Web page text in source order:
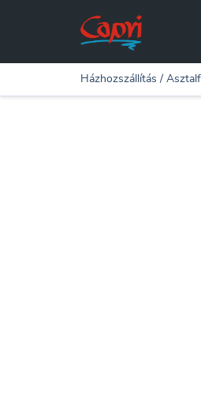
Házhozszállítás /